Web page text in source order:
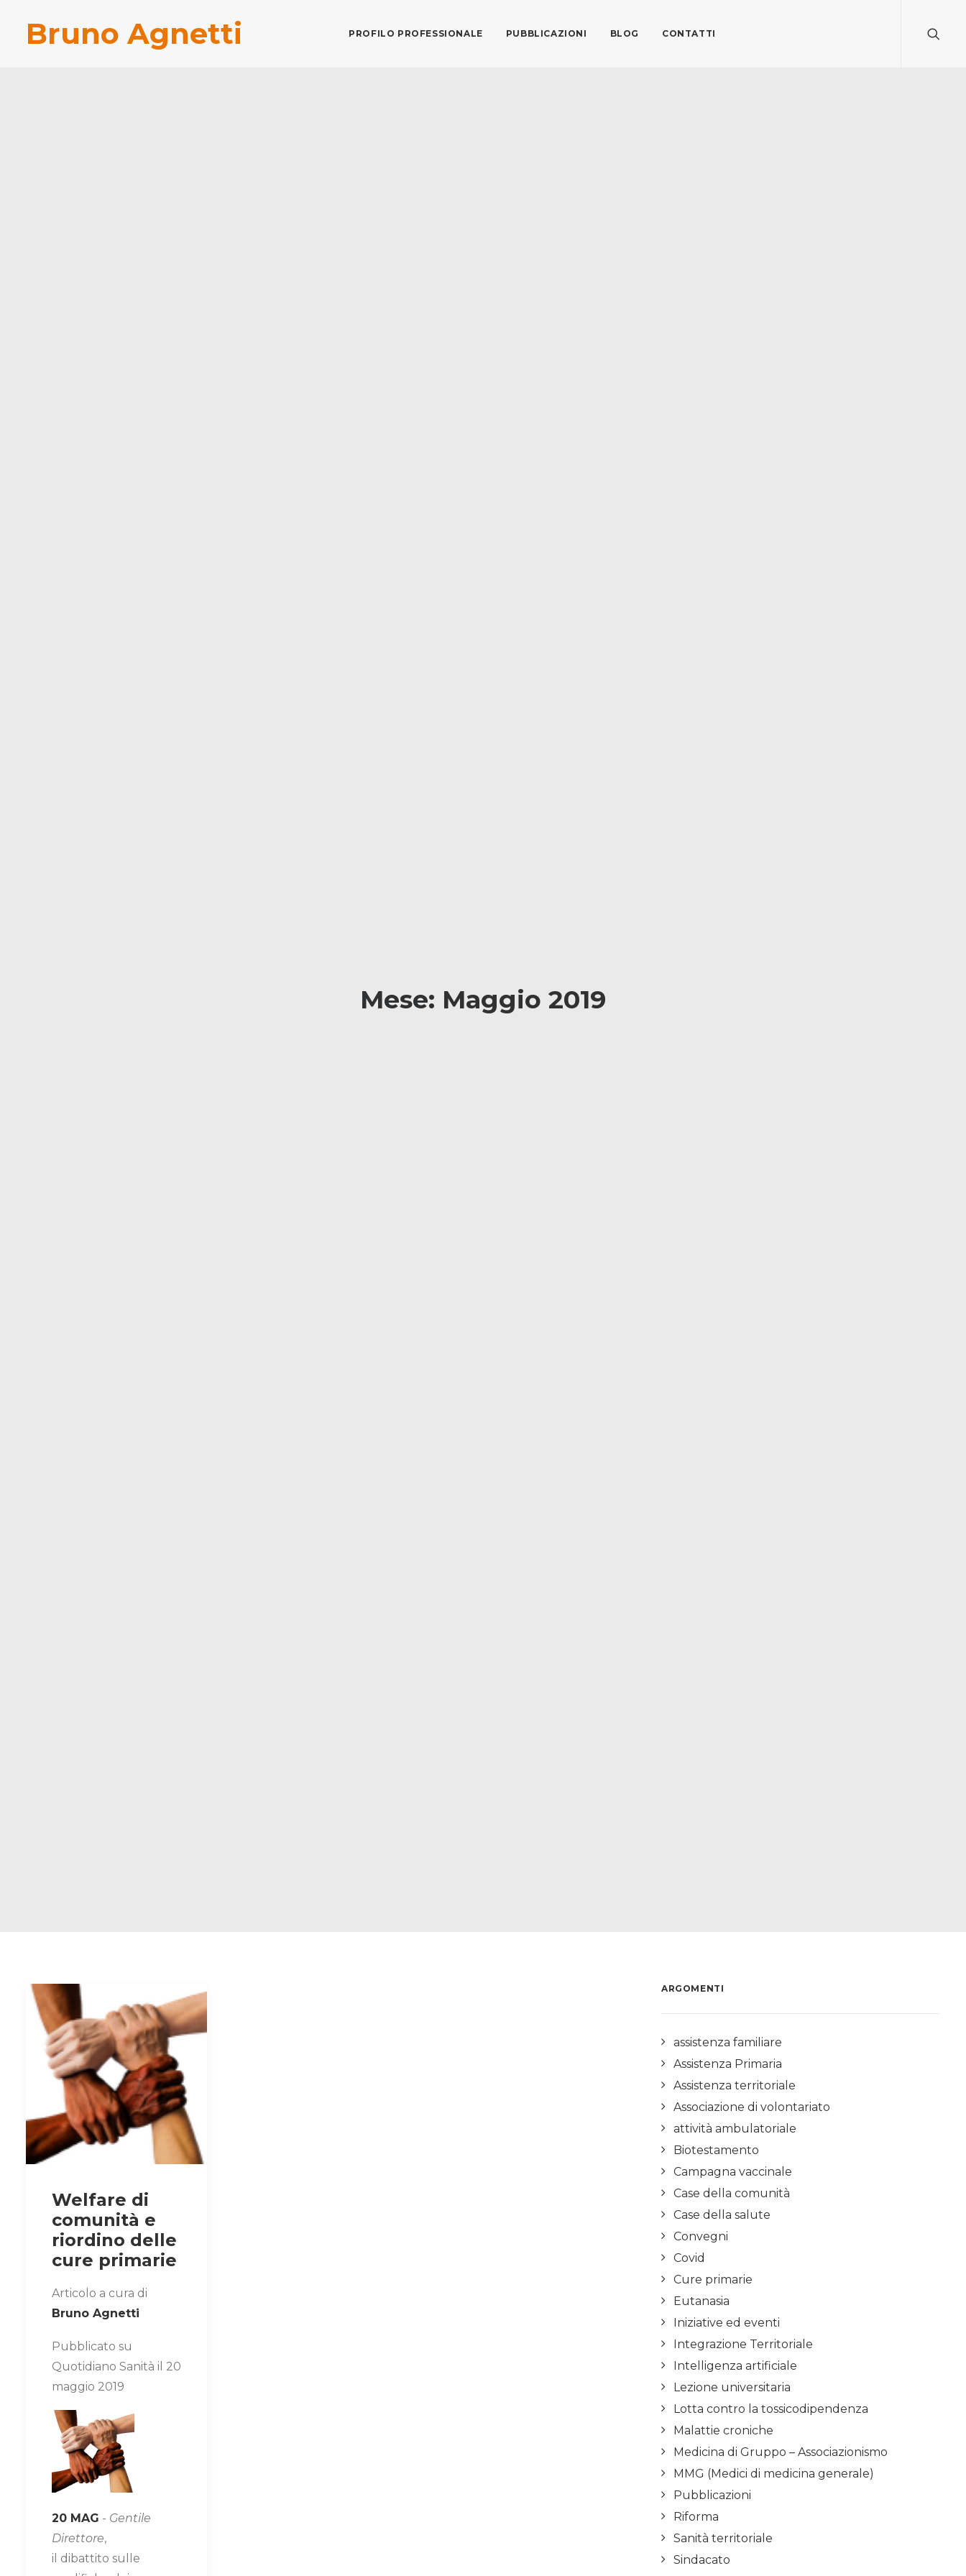
Bruno Agnetti PROFILO PROFESSIONALE PUBBLICAZIONI BLOG CONTATTI
Mese: Maggio 2019
Welfare di
comunità e
riordino delle
cure primarie
Articolo a cura di
Bruno Agnetti
Pubblicato su
Quotidiano Sanità il 20
maggio 2019
20 MAG - Gentile
Direttore,
il dibattito sulle
ARGOMENTI
assistenza familiare
Assistenza Primaria
Assistenza territoriale
Associazione di volontariato
attività ambulatoriale
Biotestamento
Campagna vaccinale
Case della comunità
Case della salute
Convegni
Covid
Cure primarie
Eutanasia
Iniziative ed eventi
Integrazione Territoriale
Intelligenza artificiale
Lezione universitaria
Lotta contro la tossicodipendenza
Malattie croniche
Medicina di Gruppo – Associazionismo
MMG (Medici di medicina generale)
Pubblicazioni
Riforma
Sanità territoriale
Sindacato